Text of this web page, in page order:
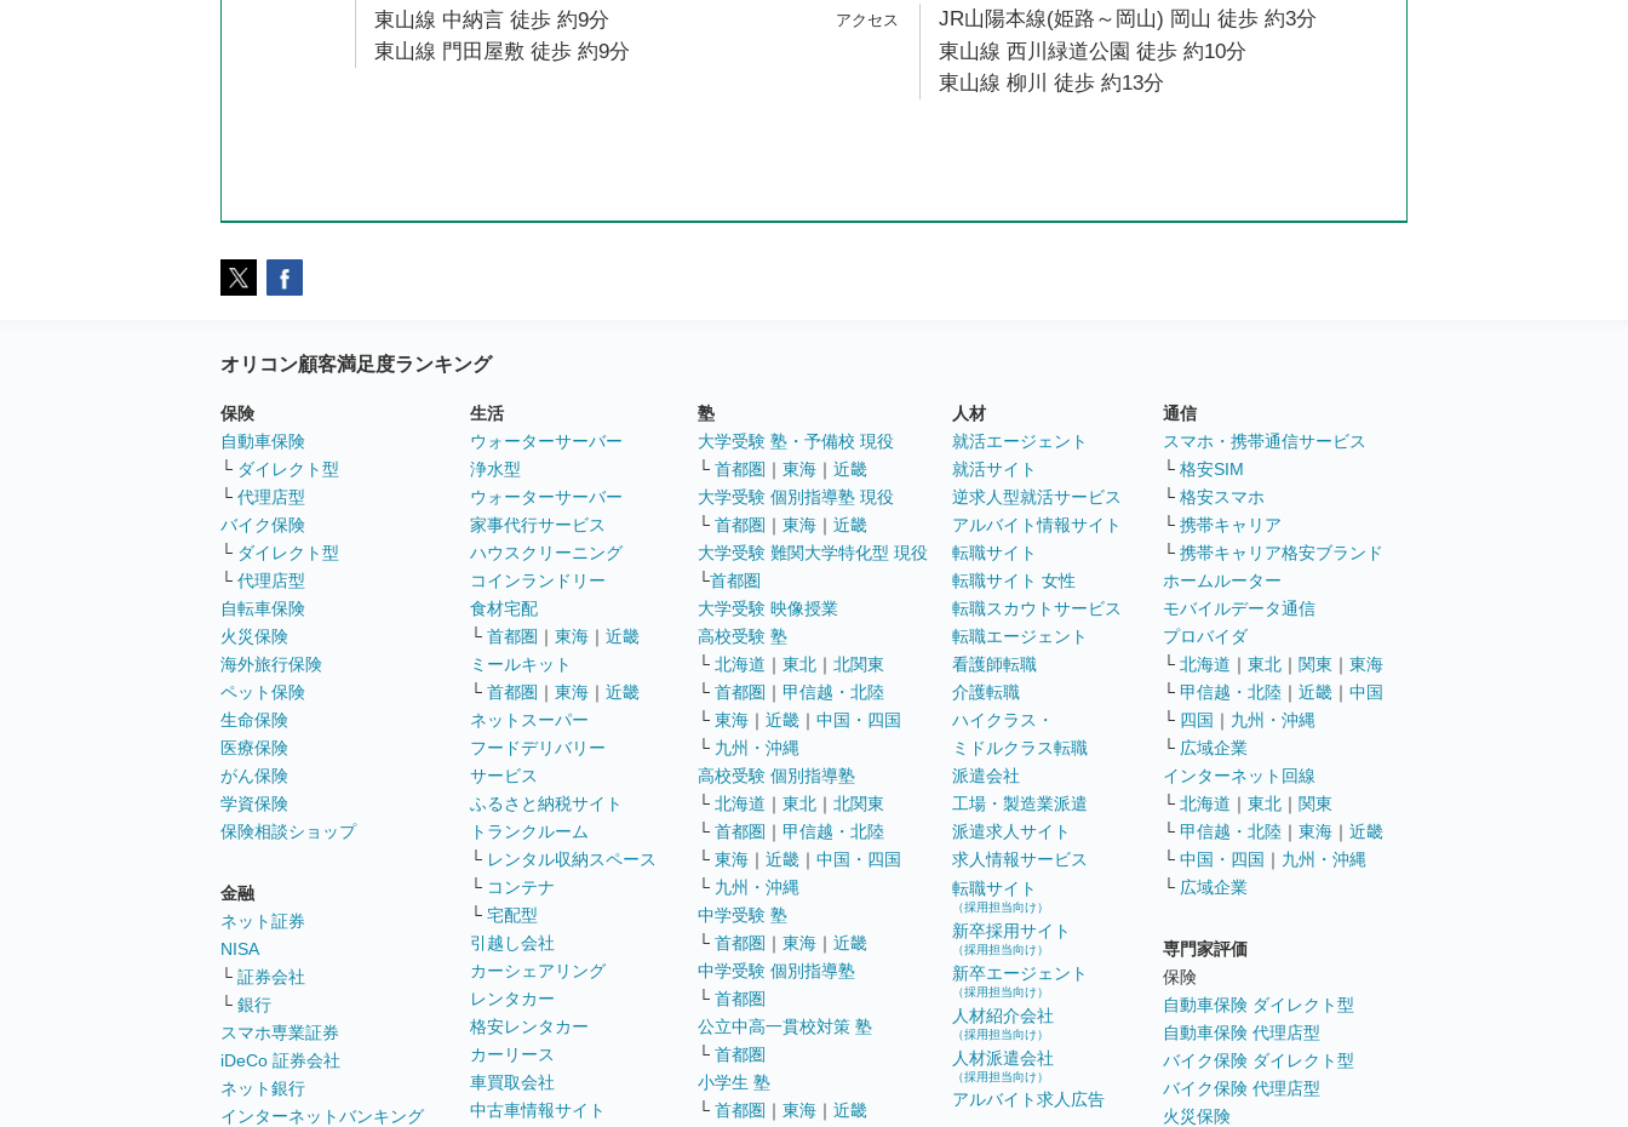
東山線 中納言 徒歩 約9分
東山線 門田屋敷 徒歩 約9分
JR山陽本線(姫路～岡山) 岡山 徒歩 約3分
東山線 西川緑道公園 徒歩 約10分
東山線 柳川 徒歩 約13分
オリコン顧客満足度ランキング
保険
自動車保険
└ ダイレクト型
└ 代理店型
バイク保険
└ ダイレクト型
└ 代理店型
自転車保険
火災保険
海外旅行保険
ペット保険
生命保険
医療保険
がん保険
学資保険
保険相談ショップ
金融
ネット証券
NISA
└ 証券会社
└ 銀行
スマホ専業証券
iDeCo 証券会社
ネット銀行
インターネットバンキング
生活
ウォーターサーバー
浄水型
ウォーターサーバー
家事代行サービス
ハウスクリーニング
コインランドリー
食材宅配
└ 首都圏 ｜ 東海 ｜ 近畿
ミールキット
└ 首都圏 ｜ 東海 ｜ 近畿
ネットスーパー
フードデリバリー
サービス
ふるさと納税サイト
トランクルーム
└ レンタル収納スペース
└ コンテナ
└ 宅配型
引越し会社
カーシェアリング
レンタカー
格安レンタカー
カーリース
車買取会社
中古車情報サイト
塾
大学受験 塾・予備校 現役
└ 首都圏 ｜ 東海 ｜ 近畿
大学受験 個別指導塾 現役
└ 首都圏 ｜ 東海 ｜ 近畿
大学受験 難関大学特化型 現役
└首都圏
大学受験 映像授業
高校受験 塾
└ 北海道 ｜ 東北 ｜ 北関東
└ 首都圏 ｜ 甲信越・北陸
└ 東海 ｜ 近畿 ｜ 中国・四国
└ 九州・沖縄
高校受験 個別指導塾
└ 北海道 ｜ 東北 ｜ 北関東
└ 首都圏 ｜ 甲信越・北陸
└ 東海 ｜ 近畿 ｜ 中国・四国
└ 九州・沖縄
中学受験 塾
└ 首都圏 ｜ 東海 ｜ 近畿
中学受験 個別指導塾
└ 首都圏
公立中高一貫校対策 塾
└ 首都圏
小学生 塾
└ 首都圏 ｜ 東海 ｜ 近畿
人材
就活エージェント
就活サイト
逆求人型就活サービス
アルバイト情報サイト
転職サイト
転職サイト 女性
転職スカウトサービス
転職エージェント
看護師転職
介護転職
ハイクラス・
ミドルクラス転職
派遣会社
工場・製造業派遣
派遣求人サイト
求人情報サービス
転職サイト
（採用担当向け）
新卒採用サイト
（採用担当向け）
新卒エージェント
（採用担当向け）
人材紹介会社
（採用担当向け）
人材派遣会社
（採用担当向け）
アルバイト求人広告
通信
スマホ・携帯通信サービス
└ 格安SIM
└ 格安スマホ
└ 携帯キャリア
└ 携帯キャリア格安ブランド
ホームルーター
モバイルデータ通信
プロバイダ
└ 北海道 ｜ 東北 ｜ 関東 ｜ 東海
└ 甲信越・北陸 ｜ 近畿 ｜ 中国
└ 四国 ｜ 九州・沖縄
└ 広域企業
インターネット回線
└ 北海道 ｜ 東北 ｜ 関東
└ 甲信越・北陸 ｜ 東海 ｜ 近畿
└ 中国・四国 ｜ 九州・沖縄
└ 広域企業
専門家評価
保険
自動車保険 ダイレクト型
自動車保険 代理店型
バイク保険 ダイレクト型
バイク保険 代理店型
火災保険